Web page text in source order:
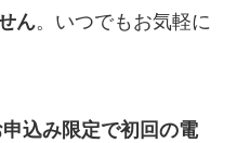
ん。いつでもお気軽に
込み限定で初回の電